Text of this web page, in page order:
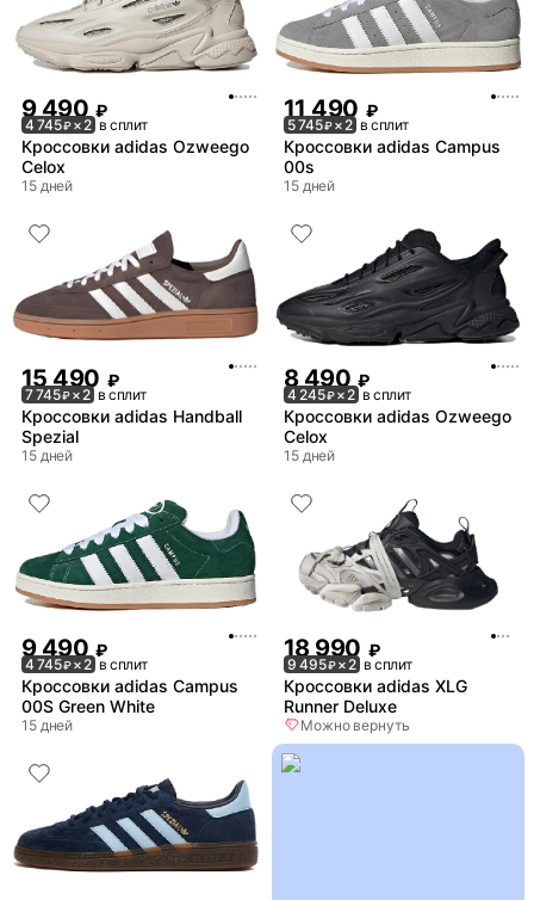
9 490 ₽
4 745₽× 2 в сплит
Кроссовки adidas Ozweego
Celox
15 дней
11 490 ₽
5 745₽× 2 в сплит
Кроссовки adidas Campus
00s
15 дней
15 490 ₽
7 745₽× 2 в сплит
Кроссовки adidas Handball
Spezial
15 дней
8 490 ₽
4 245₽× 2 в сплит
Кроссовки adidas Ozweego
Celox
15 дней
9 490 ₽
4 745₽× 2 в сплит
Кроссовки adidas Campus
00S Green White
15 дней
18 990 ₽
9 495₽× 2 в сплит
Кроссовки adidas XLG
Runner Deluxe
Можно вернуть